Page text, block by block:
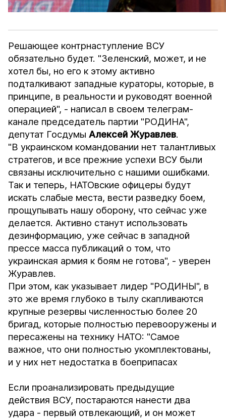
Решающее контрнаступление ВСУ
обязательно будет. "Зеленский, может, и не
хотел бы, но его к этому активно
подталкивают западные кураторы, которые, в
принципе, в реальности и руководят военной
операцией", - написал в своем телеграм-
канале председатель партии "РОДИНА",
депутат ГосдумыАлексей Журавлев.
"В украинском командовании нет талантливых
стратегов, и все прежние успехи ВСУ были
связаны исключительно с нашими ошибками.
Так и теперь, НАТОвские офицеры будут
искать слабые места, вести разведку боем,
прощупывать нашу оборону, что сейчас уже
делается. Активно станут использовать
дезинформацию, уже сейчас в западной
прессе масса публикаций о том, что
украинская армия к боям не готова", - уверен
Журавлев.
При этом, как указывает лидер "РОДИНЫ", в
это же время глубоко в тылу скапливаются
крупные резервы численностью более 20
бригад, которые полностью перевооружены и
пересажены на технику НАТО: "Самое
важное, что они полностью укомплектованы,
и у них нет недостатка в боеприпасах
Если проанализировать предыдущие
действия ВСУ, постараются нанести два
удара - первый отвлекающий, и он может